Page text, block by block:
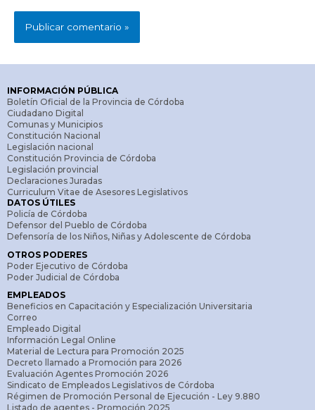
INFORMACIÓN PÚBLICA
Boletín Oficial de la Provincia de Córdoba
Ciudadano Digital
Comunas y Municipios
Constitución Nacional
Legislación nacional
Constitución Provincia de Córdoba
Legislación provincial
Declaraciones Juradas
Curriculum Vitae de Asesores Legislativos
DATOS ÚTILES
Policía de Córdoba
Defensor del Pueblo de Córdoba
Defensoría de los Niños, Niñas y Adolescente de Córdoba
OTROS PODERES
Poder Ejecutivo de Córdoba
Poder Judicial de Córdoba
EMPLEADOS
Beneficios en Capacitación y Especialización Universitaria
Correo
Empleado Digital
Información Legal Online
Material de Lectura para Promoción 2025
Decreto llamado a Promoción para 2026
Evaluación Agentes Promoción 2026
Sindicato de Empleados Legislativos de Córdoba
Régimen de Promoción Personal de Ejecución - Ley 9.880
Listado de agentes - Promoción 2025